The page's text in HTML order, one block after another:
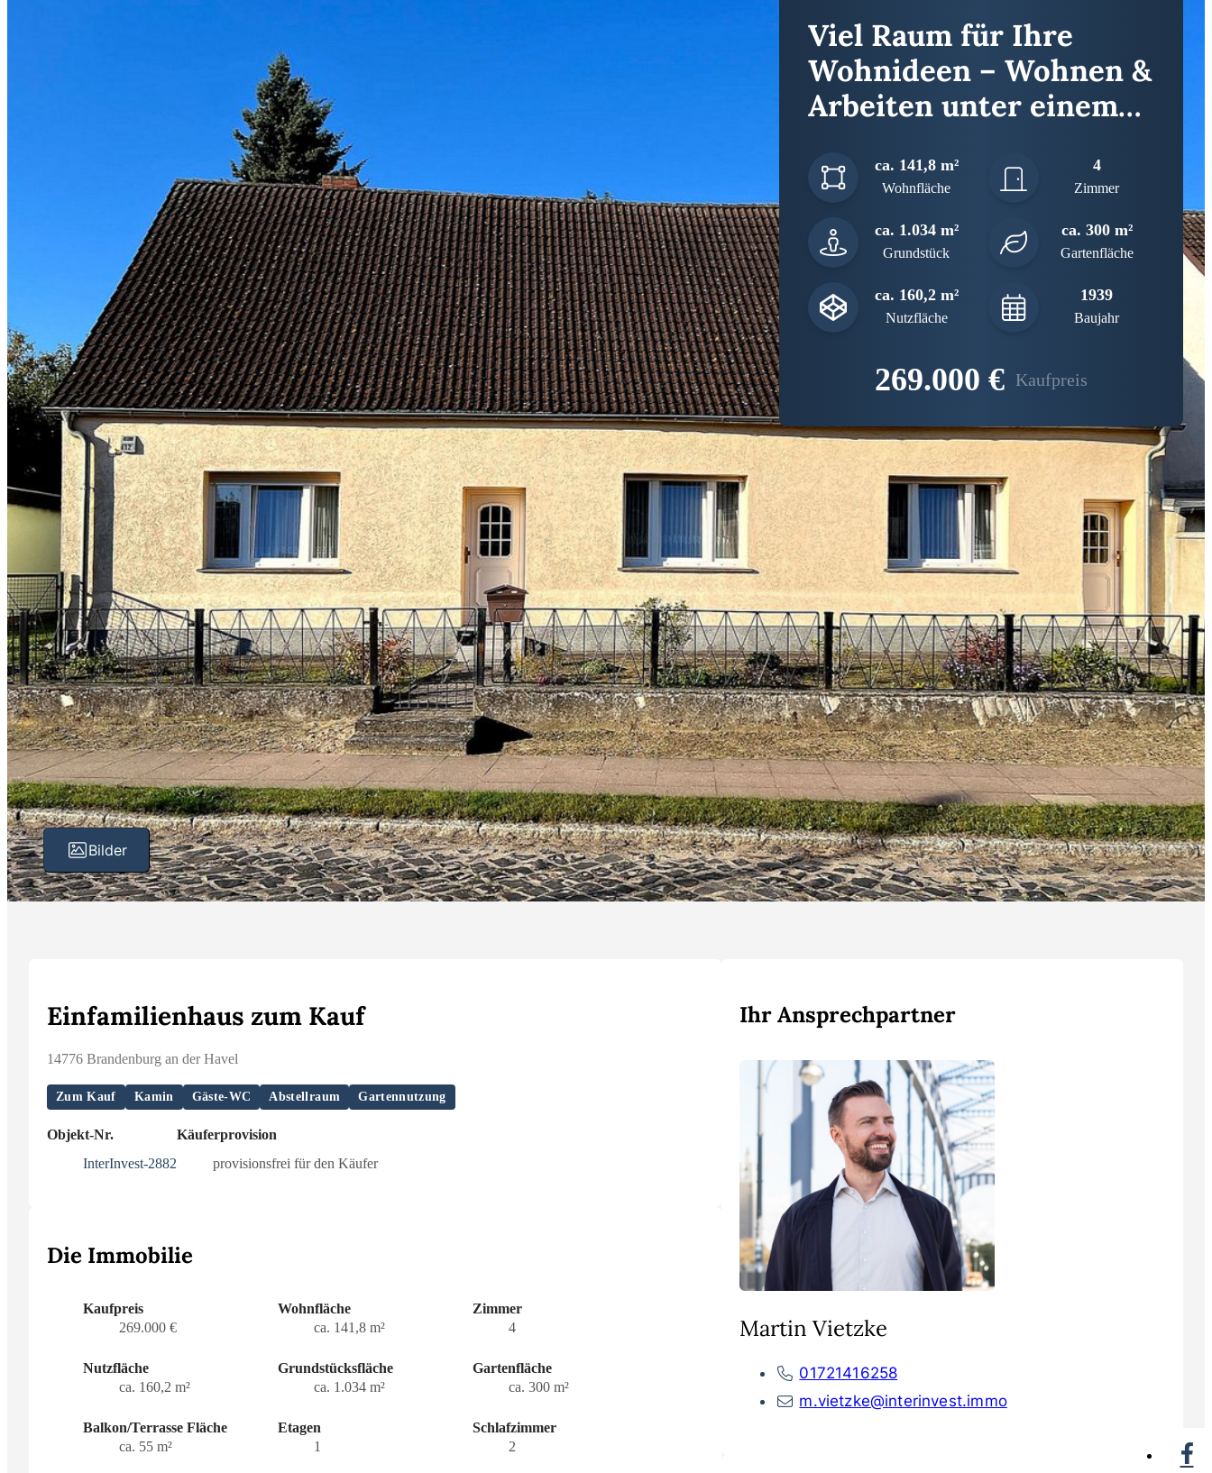
Bilder
Viel Raum für Ihre
Wohnideen – Wohnen &
Arbeiten unter einem
Mehrgenerationenwohnen
ca. 141,8 m²
Wohnfläche
4
Zimmer
ca. 1.034 m²
Grundstück
ca. 300 m²
Gartenfläche
ca. 160,2 m²
Nutzfläche
1939
Baujahr
269.000 € Kaufpreis
Einfamilienhaus zum Kauf
14776 Brandenburg an der Havel
Zum Kauf Kamin Gäste-WC Abstellraum Gartennutzung
Objekt-Nr.
InterInvest-2882
Käuferprovision
provisionsfrei für den Käufer
Die Immobilie
Kaufpreis
269.000 €
Wohnfläche
ca. 141,8 m²
Zimmer
4
Nutzfläche
ca. 160,2 m²
Grundstücksfläche
ca. 1.034 m²
Gartenfläche
ca. 300 m²
Balkon/Terrasse Fläche
ca. 55 m²
Etagen
1
Schlafzimmer
2
Ihr Ansprechpartner
Martin Vietzke
01721416258
m.vietzke@interinvest.immo